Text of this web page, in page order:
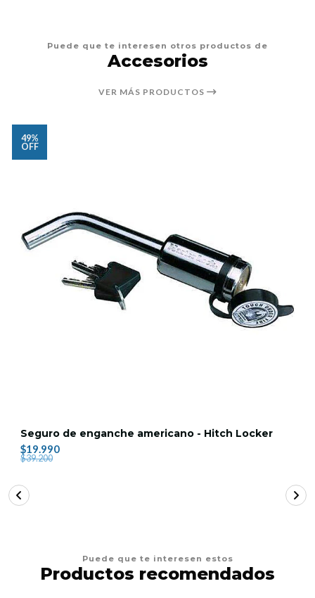
Puede que te interesen otros productos de
Accesorios
VER MÁS PRODUCTOS
49%
OFF
Seguro de enganche americano - Hitch Locker
$19.990
$39.200
Puede que te interesen estos
Productos recomendados